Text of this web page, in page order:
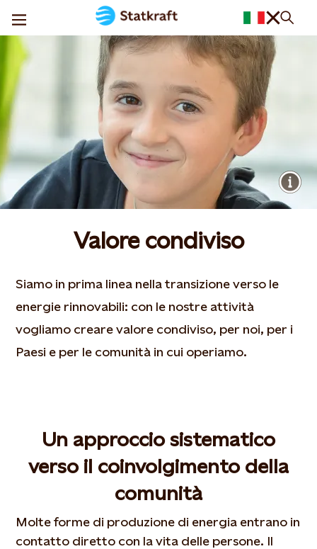
Valore condiviso
Siamo in prima linea nella transizione verso le
energie rinnovabili: con le nostre attività
vogliamo creare valore condiviso, per noi, per i
Paesi e per le comunità in cui operiamo.
Un approccio sistematico
verso il coinvolgimento della
comunità
Molte forme di produzione di energia entrano in
contatto diretto con la vita delle persone. Il